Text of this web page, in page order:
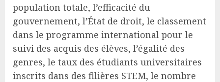
population totale, l’efficacité du
gouvernement, l’État de droit, le classement
dans le programme international pour le
suivi des acquis des élèves, l’égalité des
genres, le taux des étudiants universitaires
inscrits dans des filières STEM, le nombre